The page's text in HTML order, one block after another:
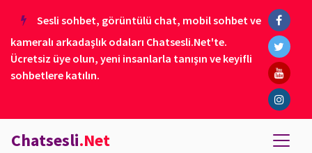
Sesli sohbet, görüntülü chat, mobil sohbet ve
kameralı arkadaşlık odaları Chatsesli.Net'te.
Ücretsiz üye olun, yeni insanlarla tanışın ve keyifli
sohbetlere katılın.
Chatsesli.Net